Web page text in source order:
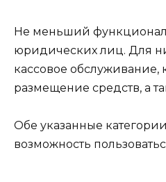
Не меньший
юридических лиц. Для
кассовое обслуживание,
размещение средств, а
Обе указанные
возможность